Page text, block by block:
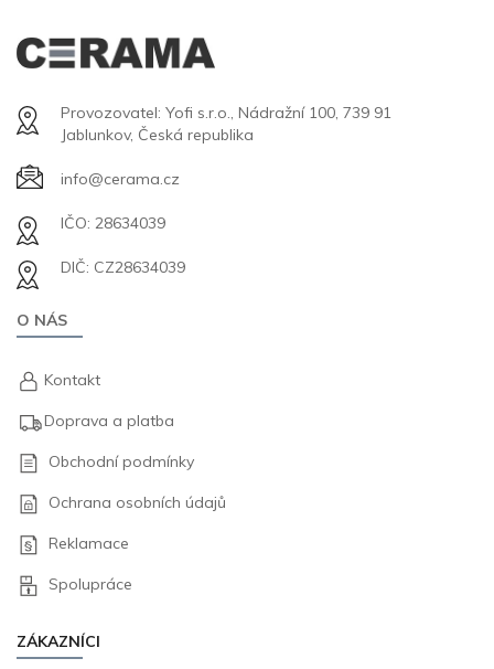
Provozovatel: Yofi s.r.o., Nádražní 100, 739 91
Jablunkov, Česká republika
info@cerama.cz
IČO: 28634039
DIČ: CZ28634039
O NÁS
Kontakt
Doprava a platba
Obchodní podmínky
Ochrana osobních údajů
Reklamace
Spolupráce
ZÁKAZNÍCI